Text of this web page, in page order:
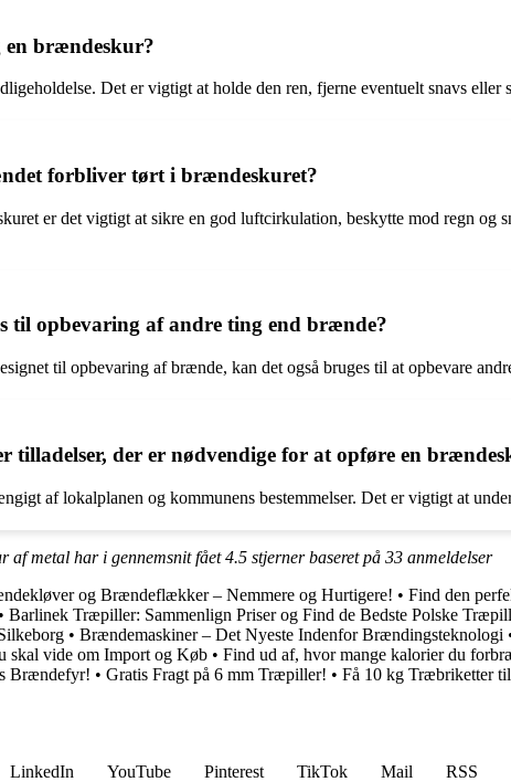
en brændeskur?
Det er vigtigt at holde den ren, fjerne eventuelt snavs
forbliver tørt i brændeskuret?
er det vigtigt at sikre en god luftcirkulation, beskytte mod regn
til opbevaring af andre ting end brænde?
til opbevaring af brænde, kan det også bruges til at opbevare
tilladelser, der er nødvendige for at opføre en
af lokalplanen og kommunens bestemmelser. Det er vigtigt at
af metal har i gennemsnit fået4.5 stjerner baseret på 33 anmeldelser
og Brændeflækker – Nemmere og Hurtigere! • Find den
• Barlinek Træpiller: Sammenlign Priser og Find de Bedste Polske
• Brændemaskiner – Det Nyeste Indenfor Brændingsteknologi
skal vide om Import og Køb • Find ud af, hvor mange kalorier du
Brændefyr! • Gratis Fragt på 6 mm Træpiller! • Få 10 kg Træbriketter
LinkedIn YouTube Pinterest TikTok Mail
RSS